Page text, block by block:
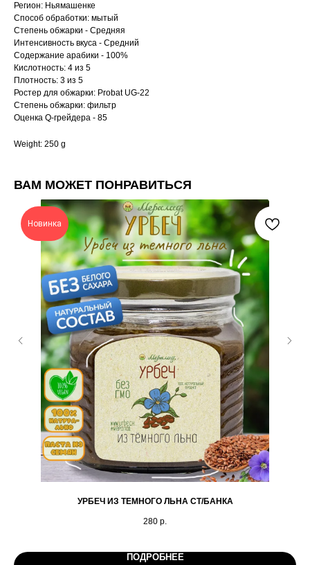
Регион: Ньямашенке
Способ обработки: мытый
Степень обжарки - Средняя
Интенсивность вкуса - Средний
Содержание арабики - 100%
Кислотность: 4 из 5
Плотность: 3 из 5
Ростер для обжарки: Probat UG-22
Cтепень обжарки: фильтр
Оценка Q-грейдера - 85
Weight: 250 g
ВАМ МОЖЕТ ПОНРАВИТЬСЯ
Новинка
УРБЕЧ ИЗ ТЕМНОГО ЛЬНА СТ/БАНКА
280 р.
ПОДРОБНЕЕ